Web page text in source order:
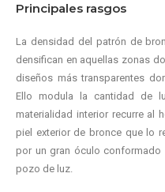
Principales rasgos
La densidad del patrón de
densifican en aquellas zonas
diseños más transparentes
Ello modula la cantidad de
materialidad interior recurre al
piel exterior de bronce que lo
por un gran óculo
pozo de luz.